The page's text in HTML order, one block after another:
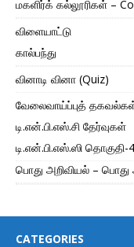
மகளிர்க் கல்லூரிகள் –
விளையாட்டு
கால்பந்து
வினாடி வினா (Quiz)
வேலைவாய்ப்புத்
டி.என்.பி.எஸ்.சி தேர்வுகள்
டி.என்.பி.எஸ்.ஸி
பொது அறிவியல் – பொது
CATEGORIES